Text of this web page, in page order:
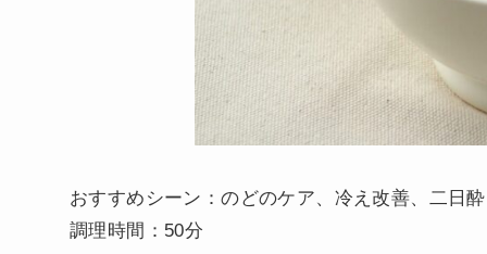
おすすめシーン：のどのケア、冷え改善、二日
調理時間：50分